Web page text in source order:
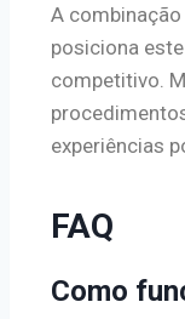
A
posiciona
competitivo.
experiências
FAQ
Como